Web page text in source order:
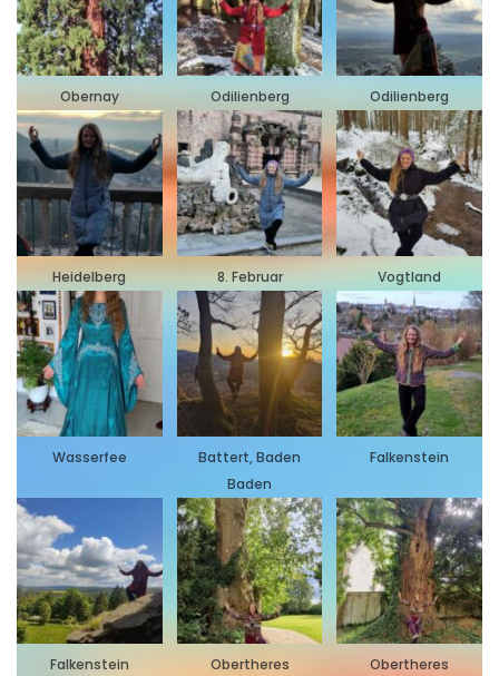
Obernay Odilienberg Odilienberg
Heidelberg 8. Februar Vogtland
Wasserfee
Battert, Baden
Baden
Falkenstein
Falkenstein Obertheres Obertheres